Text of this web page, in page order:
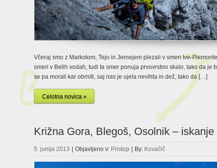
Včeraj smo z Markotom, Tejo in Jernejem plezali v smeri Ive-
smeri v Belih vodah, tudi ta smer ponuja prvovrstno skalo, tako da je
se pa morali kar obrniti, saj nas je ujela nevihta in dež, tako da […]
Celotna novica »
Križna Gora, Blegoš, Osolnik –
5. junija 2013 | Objavljeno v: Pristop | By: Kovačič